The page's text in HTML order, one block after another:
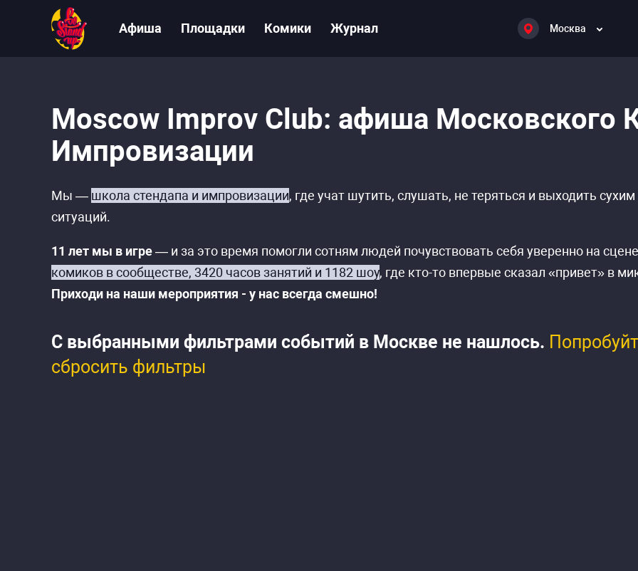
Афиша Площадки Комики Журнал Москва
Moscow Improv Club: афиша Московского
Импровизации
Мы — школа стендапа и импровизации, где учат шутить, слушать, не теряться и выходить
ситуаций.
11 лет мы в игре— и за это время помогли сотням людей почувствовать себя уверенно на
комиков в сообществе, 3420 часов занятий и 1182 шоу, где кто-то впервые сказал «привет» в
Приходи на наши мероприятия - у нас всегда смешно!
С выбранными фильтрами событий в Москве не нашлось.
сбросить фильтры